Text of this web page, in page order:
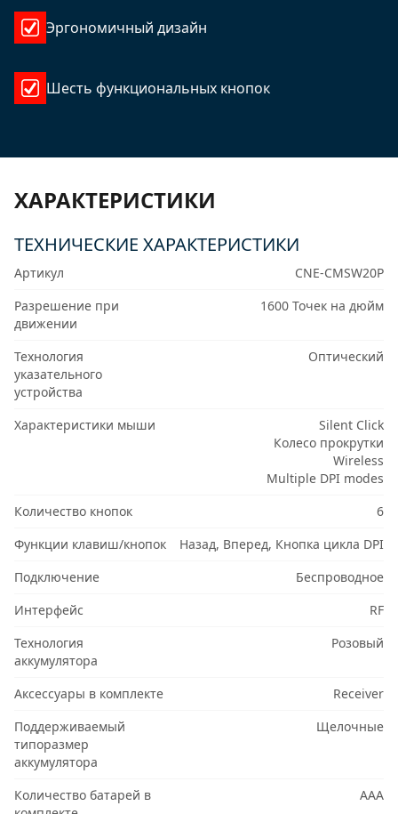
Эргономичный дизайн
Шесть функциональных кнопок
ХАРАКТЕРИСТИКИ
ТЕХНИЧЕСКИЕ ХАРАКТЕРИСТИКИ
Артикул
CNE-CMSW20P
Разрешение при
движении
1600 Точек на дюйм
Технология
указательного
устройства
Оптический
Характеристики мыши
Silent Click
Колесо прокрутки
Wireless
Multiple DPI modes
Количество кнопок
6
Функции клавиш/кнопок
Назад, Вперед, Кнопка цикла DPI
Подключение
Беспроводное
Интерфейс
RF
Технология
аккумулятора
Розовый
Аксессуары в комплекте
Receiver
Поддерживаемый
типоразмер
аккумулятора
Щелочные
Количество батарей в
AAA